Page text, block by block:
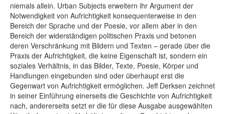
niemals allein. Urban Subjects erweitern ihr Argument der
Notwendigkeit von Aufrichtigkeit konsequenterweise in den
Bereich der Sprache und der Poesie, vor allem aber in den
Bereich der widerständigen politischen Praxis und betonen
deren Verschränkung mit Bildern und Texten – gerade über die
Praxis der Aufrichtigkeit, die keine Eigenschaft ist, sondern ein
soziales Verhältnis, in das Bilder, Texte, Poesie, Körper und
Handlungen eingebunden sind oder überhaupt erst die
Gegenwart von Aufrichtigkeit ermöglichen. Jeff Derksen zeichnet
in seiner Einführung einerseits die Geschichte von Aufrichtigkeit
nach, andererseits setzt er die für diese Ausgabe ausgewählten